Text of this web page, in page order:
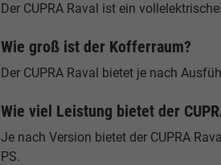
Der CUPRA Raval ist ein
Wie groß ist der Kofferraum?
Der CUPRA Raval bietet je nach
Wie viel Leistung bietet der
Je nach Version bietet der CUPRA
PS.